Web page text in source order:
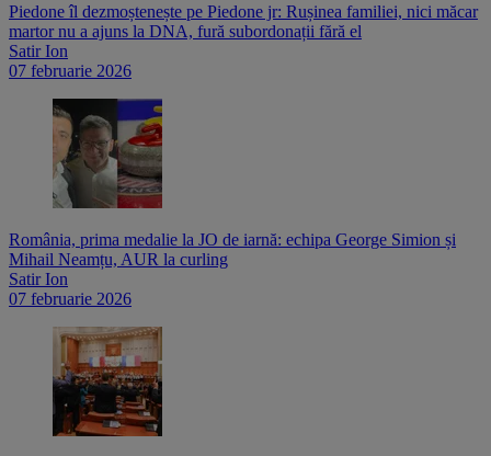
Piedone îl dezmoștenește pe Piedone jr: Rușinea familiei, nici măcar
martor nu a ajuns la DNA, fură subordonații fără el
Satir Ion
07 februarie 2026
România, prima medalie la JO de iarnă: echipa George Simion și
Mihail Neamțu, AUR la curling
Satir Ion
07 februarie 2026